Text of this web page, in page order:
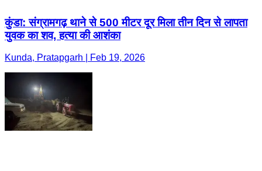
कुंडा: संग्रामगढ़ थाने से 500 मीटर दूर मिला तीन दिन से लापता
युवक का शव, हत्या की आशंका
Kunda, Pratapgarh | Feb 19, 2026